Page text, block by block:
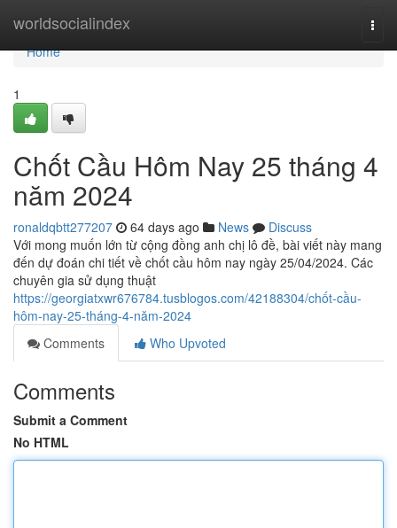
worldsocialindex
Home
Home
1
Chốt Cầu Hôm Nay 25 tháng 4
năm 2024
ronaldqbtt277207 64 days ago News
Discuss
Với mong muốn lớn từ cộng đồng anh chị lô đề, bài viết này mang
đến dự đoán chi tiết về chốt cầu hôm nay ngày 25/04/2024. Các
chuyên gia sử dụng thuật
https://georgiatxwr676784.tusblogos.com/42188304/chốt-cầu-
hôm-nay-25-tháng-4-năm-2024
Comments
Who Upvoted
Comments
Submit a Comment
No HTML